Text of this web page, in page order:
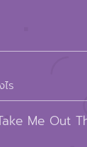
ร
Me Out